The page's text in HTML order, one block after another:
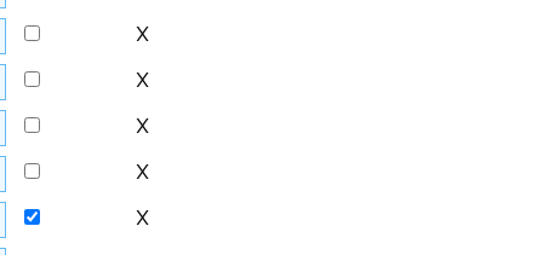
X
X
X
X
X